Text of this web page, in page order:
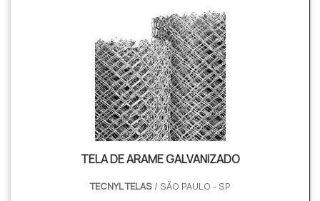
e fazendas, principalmente por ser um produto com
longa durabilidade e pela economia que proporciona
TELA DE ARAME GALVANIZADO
TECNYL TELAS/ SÃO PAULO - SP